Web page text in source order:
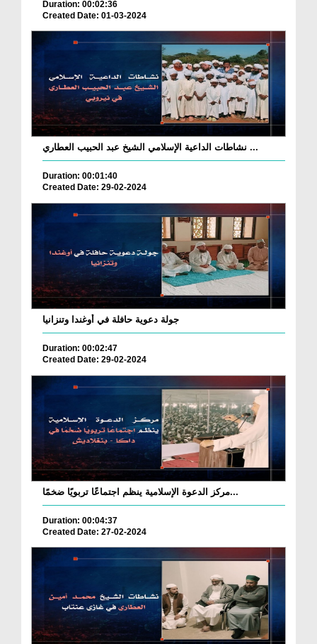
Duration: 00:02:36
Created Date: 01-03-2024
نشاطات الداعية الإسلامي الشيخ عبد الحبيب العطاري ...
Duration: 00:01:40
Created Date: 29-02-2024
جولة دعوية حافلة في أوغندا وتنزانيا
Duration: 00:02:47
Created Date: 29-02-2024
مركز الدعوة الإسلامية ينظم اجتماعًا تربويًا ضخمًا...
Duration: 00:04:37
Created Date: 27-02-2024